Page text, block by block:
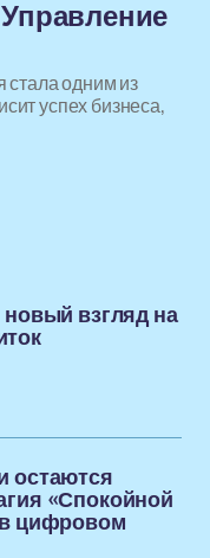
одним из
успех бизнеса,
взгляд на
остаются
«Спокойной
цифровом